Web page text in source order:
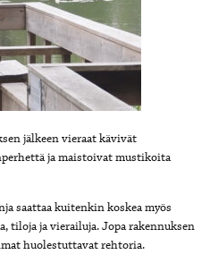
jälkeen vieraat kävivät
ja maistoivat mustikoita
saattaa kuitenkin koskea myös
tiloja ja vierailuja. Jopa rakennuksen
huolestuttavat rehtoria.